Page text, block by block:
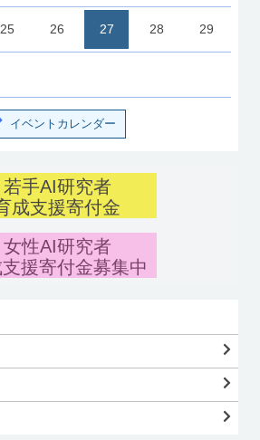
25 26 27 28 29
イベントカレンダー
若手AI研究者
成支援寄付金
女性AI研究者
援寄付金募集中